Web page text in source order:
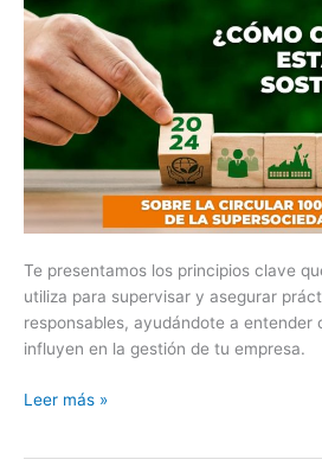
Te presentamos los principios clave
utiliza para supervisar y asegurar
responsables, ayudándote a entender
influyen en la gestión de tu empresa.
empresarial?
Leer más »